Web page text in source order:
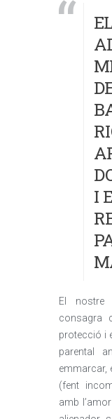
I
El nostre
consagra
protecció i
parental
emmarcar,
(fent
amb